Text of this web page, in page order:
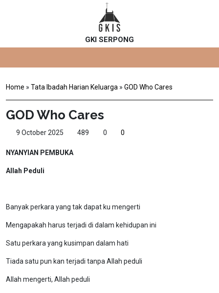
GKI SERPONG
Home » Tata Ibadah Harian Keluarga » GOD Who Cares
GOD Who Cares
9 October 2025 489 0 0
NYANYIAN PEMBUKA
Allah Peduli
Banyak perkara yang tak dapat ku mengerti
Mengapakah harus terjadi di dalam kehidupan ini
Satu perkara yang kusimpan dalam hati
Tiada satu pun kan terjadi tanpa Allah peduli
Allah mengerti, Allah peduli